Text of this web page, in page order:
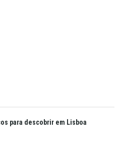
para descobrir em Lisboa